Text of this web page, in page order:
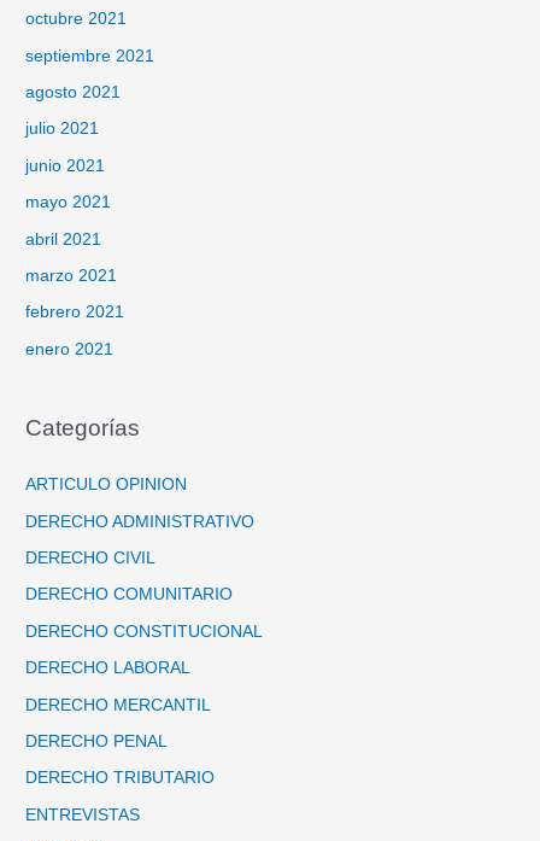
octubre 2021
septiembre 2021
agosto 2021
julio 2021
junio 2021
mayo 2021
abril 2021
marzo 2021
febrero 2021
enero 2021
Categorías
ARTICULO OPINION
DERECHO ADMINISTRATIVO
DERECHO CIVIL
DERECHO COMUNITARIO
DERECHO CONSTITUCIONAL
DERECHO LABORAL
DERECHO MERCANTIL
DERECHO PENAL
DERECHO TRIBUTARIO
ENTREVISTAS